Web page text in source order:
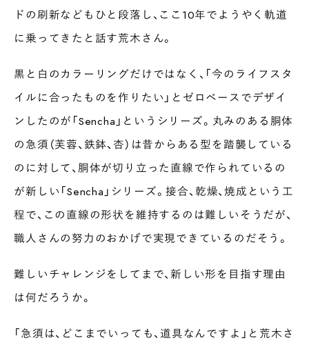
ドの刷新などもひと段落し、ここ10年でようやく軌道
に乗ってきたと話す荒木さん。
黒と白のカラーリングだけではなく、「今のライフスタ
イルに合ったものを作りたい」とゼロベースでデザイ
ンしたのが「Sencha」というシリーズ。丸みのある胴体
の急須（芙蓉、鉄鉢、杏）は昔からある型を踏襲している
のに対して、胴体が切り立った直線で作られているの
が新しい「Sencha」シリーズ。接合、乾燥、焼成という工
程で、この直線の形状を維持するのは難しいそうだが、
職人さんの努力のおかげで実現できているのだそう。
難しいチャレンジをしてまで、新しい形を目指す理由
は何だろうか。
「急須は、どこまでいっても、道具なんですよ」と荒木さ